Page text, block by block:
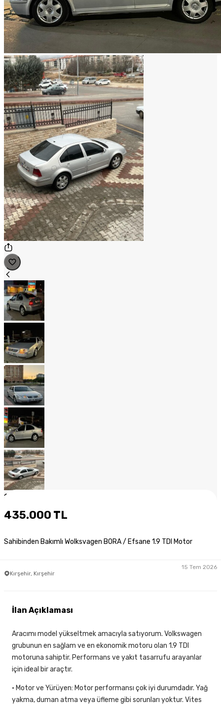
1
435.000 TL
Sahibinden Bakımlı Wolksvagen BORA / Efsane 1.9 TDI Motor
Kırşehir, Kırşehir
15 Tem 2026
İlan Açıklaması
Aracımı model yükseltmek amacıyla satıyorum. Volkswagen
grubunun en sağlam ve en ekonomik motoru olan 1.9 TDI
motoruna sahiptir. Performans ve yakıt tasarrufu arayanlar
için ideal bir araçtır.
• Motor ve Yürüyen: Motor performansı çok iyi durumdadır. Yağ
yakma, duman atma veya üfleme gibi sorunları yoktur. Vites